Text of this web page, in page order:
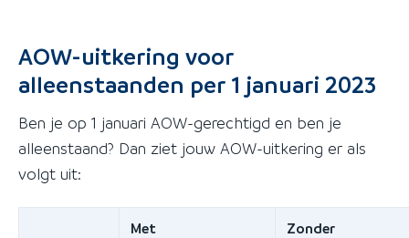
AOW-uitkering voor
alleenstaanden per 1 januari 2023
Ben je op 1 januari AOW-gerechtigd en ben je
alleenstaand? Dan ziet jouw AOW-uitkering er als
volgt uit:
Met
Zonder